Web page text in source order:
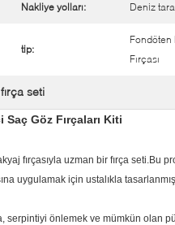
Nakliye yolları: Deniz
tip:
Fondöten
Fırçası
seti
Göz Fırçaları Kiti
fırçasıyla uzman bir fırça seti.Bu
uygulamak için ustalıkla
önlemek ve mümkün olan